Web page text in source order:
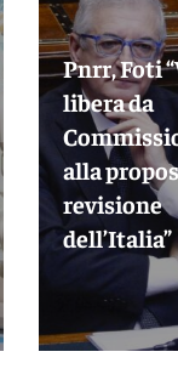
Pnrr, Foti
libera da
alla
revisione
dell’Italia”